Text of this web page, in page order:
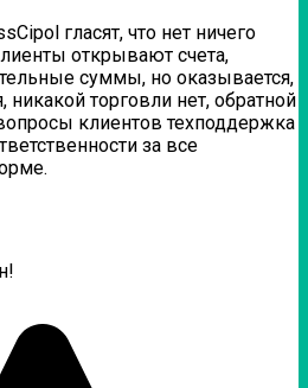
гласят, что нет ничего
открывают счета,
суммы, но оказывается,
никакой торговли нет, обратной
клиентов техподдержка
за все